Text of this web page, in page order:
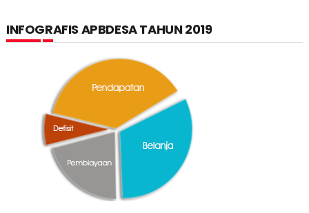
INFOGRAFIS APBDESA TAHUN 2019